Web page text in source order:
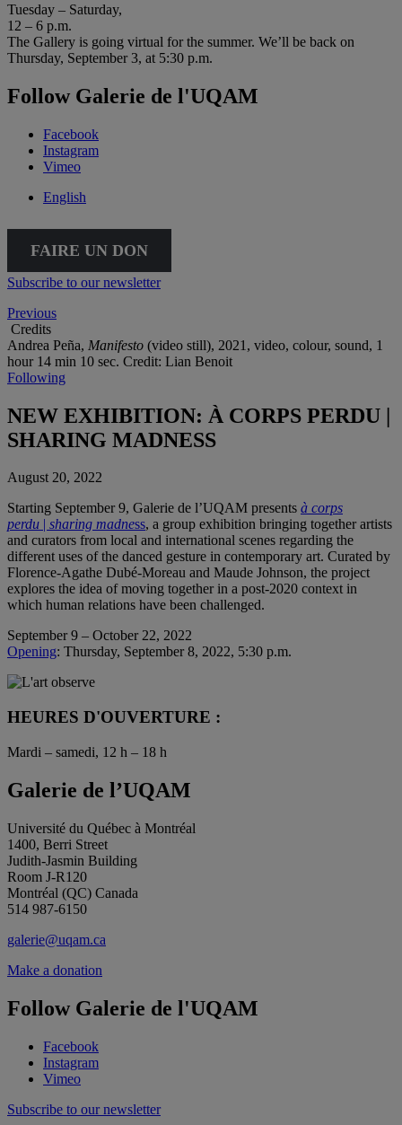
Tuesday – Saturday,
12 – 6 p.m.
The Gallery is going virtual for the summer. We’ll be back on
Thursday, September 3, at 5:30 p.m.
Follow Galerie de l'UQAM
Facebook
Instagram
Vimeo
English
FAIRE UN DON
Subscribe to our newsletter
Previous
Credits
Andrea Peña, Manifesto (video still), 2021, video, colour, sound, 1
hour 14 min 10 sec. Credit: Lian Benoit
Following
NEW EXHIBITION: À CORPS PERDU |
SHARING MADNESS
August 20, 2022
Starting September 9, Galerie de l’UQAM presents à corps
perdu | sharing madness, a group exhibition bringing together artists
and curators from local and international scenes regarding the
different uses of the danced gesture in contemporary art. Curated by
Florence-Agathe Dubé-Moreau and Maude Johnson, the project
explores the idea of moving together in a post-2020 context in
which human relations have been challenged.
September 9 – October 22, 2022
Opening: Thursday, September 8, 2022, 5:30 p.m.
HEURES D'OUVERTURE :
Mardi – samedi, 12 h – 18 h
Galerie de l’UQAM
Université du Québec à Montréal
1400, Berri Street
Judith-Jasmin Building
Room J-R120
Montréal (QC) Canada
514 987-6150
galerie@uqam.ca
Make a donation
Follow Galerie de l'UQAM
Facebook
Instagram
Vimeo
Subscribe to our newsletter